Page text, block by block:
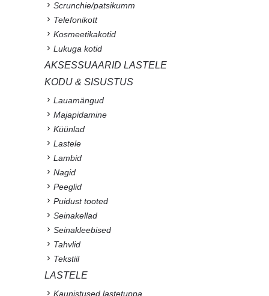
Scrunchie/patsikumm
Telefonikott
Kosmeetikakotid
Lukuga kotid
AKSESSUAARID LASTELE
KODU & SISUSTUS
Lauamängud
Majapidamine
Küünlad
Lastele
Lambid
Nagid
Peeglid
Puidust tooted
Seinakellad
Seinakleebised
Tahvlid
Tekstiil
LASTELE
Kaunistused lastetuppa